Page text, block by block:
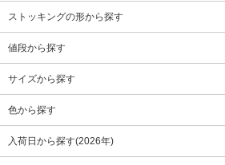
ストッキングの形から探す
値段から探す
サイズから探す
色から探す
入荷日から探す(2026年)